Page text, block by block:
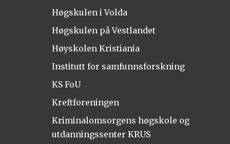
Høgskulen i Volda
Høgskulen på Vestlandet
Høyskolen Kristiania
Institutt for samfunnsforskning
KS FoU
Kreftforeningen
Kriminalomsorgens høgskole og
utdanningssenter KRUS